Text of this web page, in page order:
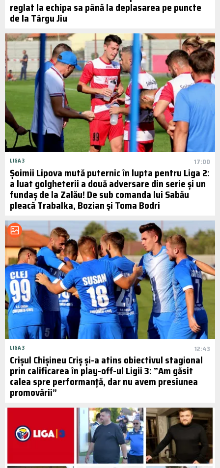
reglat la echipa sa până la deplasarea pe puncte
de la Târgu Jiu
LIGA 3 17:00
Șoimii Lipova mută puternic în lupta pentru Liga 2:
a luat golgheterii a două adversare din serie și un
fundaș de la Zalău! De sub comanda lui Sabău
pleacă Trabalka, Bozian și Toma Bodri
LIGA 3 12:43
Crișul Chișineu Criș și-a atins obiectivul stagional
prin calificarea în play-off-ul Ligii 3: ”Am găsit
calea spre performanță, dar nu avem presiunea
promovării”